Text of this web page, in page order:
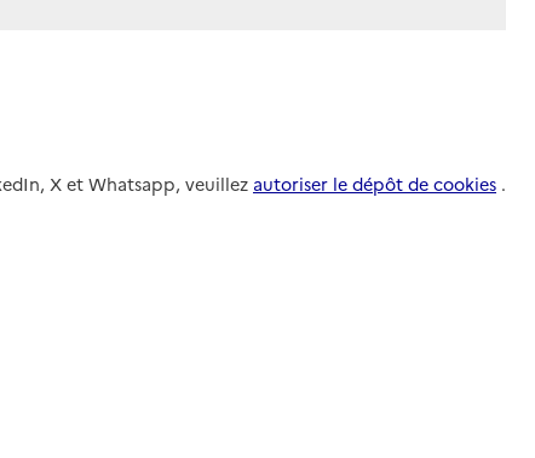
X et Whatsapp, veuillez autoriser le dépôt de cookies .